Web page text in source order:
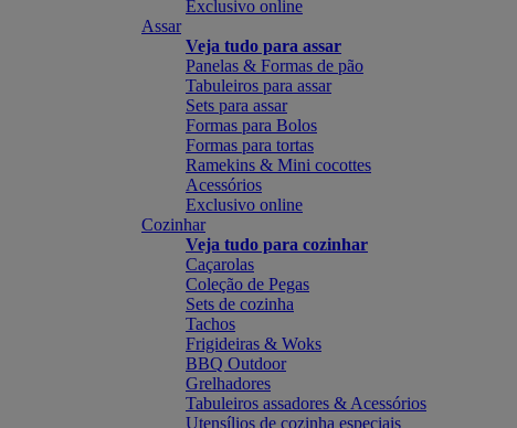
Exclusivo online
Assar
Veja tudo para assar
Panelas & Formas de pão
Tabuleiros para assar
Sets para assar
Formas para Bolos
Formas para tortas
Ramekins & Mini cocottes
Acessórios
Exclusivo online
Cozinhar
Veja tudo para cozinhar
Caçarolas
Coleção de Pegas
Sets de cozinha
Tachos
Frigideiras & Woks
BBQ Outdoor
Grelhadores
Tabuleiros assadores & Acessórios
Utensílios de cozinha especiais